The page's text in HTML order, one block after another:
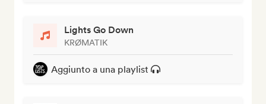
Lights Go Down
KRØMATIK
Aggiunto a una playlist